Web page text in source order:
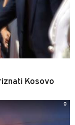
Kosovo
0